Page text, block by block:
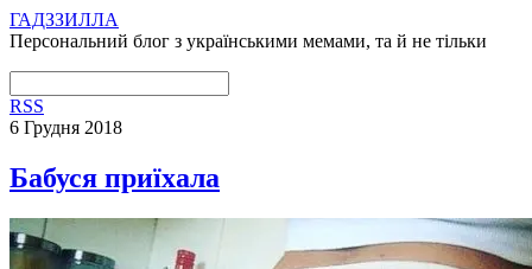
ГАДЗЗИЛЛА
Персональний блог з українськими мемами, та й не тільки
RSS
6 Грудня 2018
Бабуся приїхала